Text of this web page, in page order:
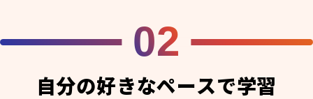
02
自分の好きなペースで学習